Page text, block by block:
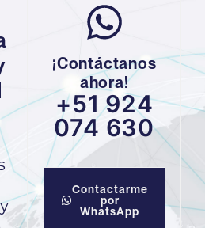
¡Contáctanos
ahora!
+51 924
074 630
Contactarme
por
WhatsApp